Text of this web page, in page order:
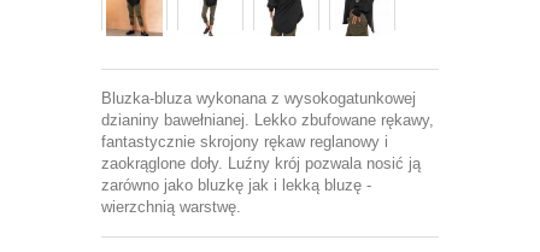
Bluzka-bluza wykonana z wysokogatunkowej
dzianiny bawełnianej. Lekko zbufowane rękawy,
fantastycznie skrojony rękaw reglanowy i
zaokrąglone doły. Luźny krój pozwala nosić ją
zarówno jako bluzkę jak i lekką bluzę -
wierzchnią warstwę.